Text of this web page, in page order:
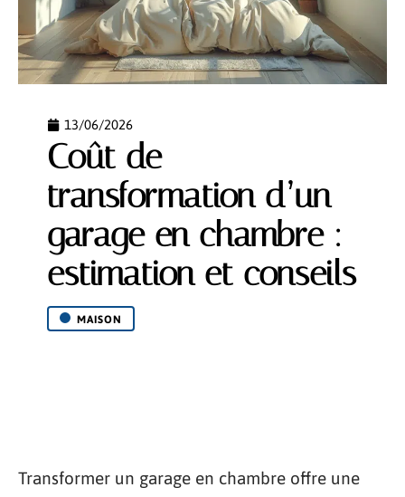
13/06/2026
Coût de
transformation d’un
garage en chambre :
estimation et conseils
MAISON
Transformer un garage en chambre offre une